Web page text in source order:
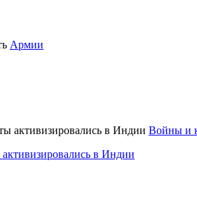
Армии
Войны и
в Индии